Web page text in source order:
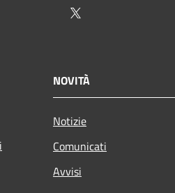
NOVITÀ
Notizie
Comunicati
Avvisi